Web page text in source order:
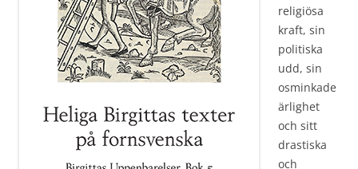
religiösa
kraft, sin
politiska
udd, sin
osminkade
ärlighet
och sitt
drastiska
och